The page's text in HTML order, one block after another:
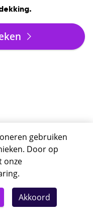
Deze reis nu boeken
gebruiken
Door op
onze
.
Akkoord